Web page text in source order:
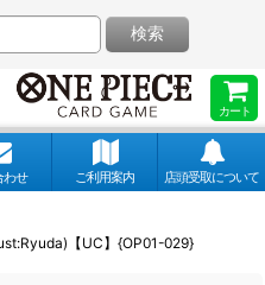
カート
検索
わせ ご利用案内 店頭受取について
【UC】{OP01-029}